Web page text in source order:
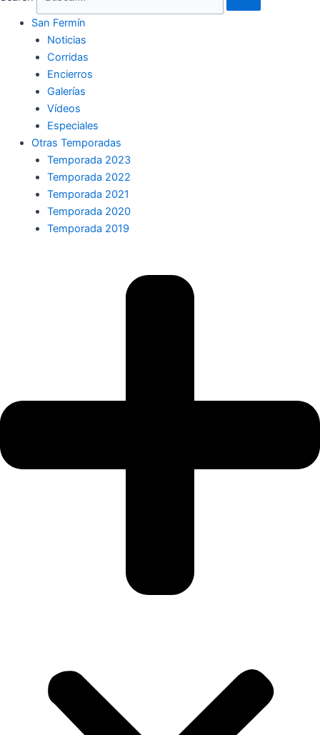
San Fermín
Noticias
Corridas
Encierros
Galerías
Vídeos
Especiales
Otras Temporadas
Temporada 2023
Temporada 2022
Temporada 2021
Temporada 2020
Temporada 2019